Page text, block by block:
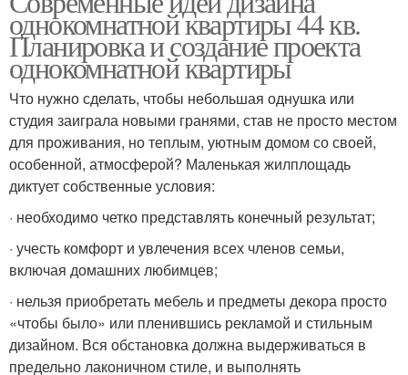
однокомнатной квартиры 44 кв.
Планировка и создание проекта
однокомнатной квартиры
Что нужно сделать, чтобы небольшая однушка или
студия заиграла новыми гранями, став не просто местом
для проживания, но теплым, уютным домом со своей,
особенной, атмосферой? Маленькая жилплощадь
диктует собственные условия:
· необходимо четко представлять конечный результат;
· учесть комфорт и увлечения всех членов семьи,
включая домашних любимцев;
· нельзя приобретать мебель и предметы декора просто
«чтобы было» или пленившись рекламой и стильным
дизайном. Вся обстановка должна выдерживаться в
предельно лаконичном стиле, и выполнять